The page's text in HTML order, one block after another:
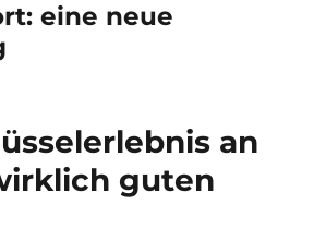
eine neue
an
guten